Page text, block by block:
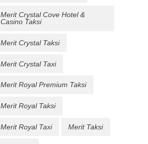
Merit Crystal Cove Hotel &
Casino Taksi
Merit Crystal Taksi
Merit Crystal Taxi
Merit Royal Premium Taksi
Merit Royal Taksi
Merit Royal Taxi Merit Taksi